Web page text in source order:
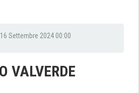
Settembre 2024 00:00
VALVERDE